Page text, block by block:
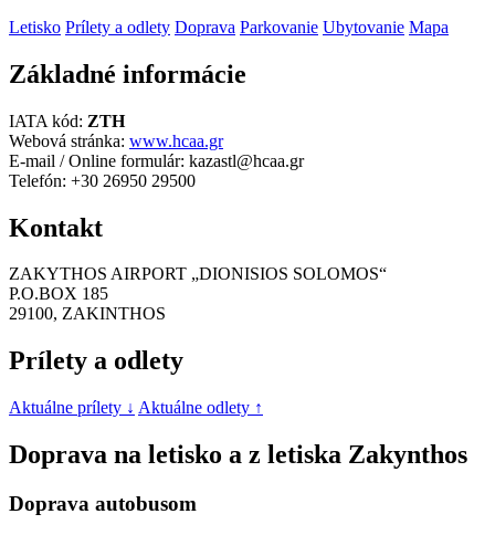
Letisko Prílety a odlety Doprava Parkovanie Ubytovanie Mapa
Základné informácie
IATA kód: ZTH
Webová stránka: www.hcaa.gr
E-mail / Online formulár: kazastl@hcaa.gr
Telefón: +30 26950 29500
Kontakt
ZAKYTHOS AIRPORT „DIONISIOS SOLOMOS“
P.O.BOX 185
29100, ΖΑΚINTHOS
Prílety a odlety
Aktuálne prílety ↓ Aktuálne odlety ↑
Doprava na letisko a z letiska Zakynthos
Doprava autobusom